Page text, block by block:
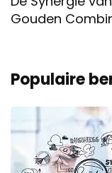
Gouden
Populaire